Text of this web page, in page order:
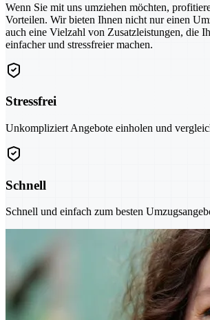
Wenn Sie mit uns umziehen möchten,
Vorteilen. Wir bieten Ihnen nicht nur einen
auch eine Vielzahl von Zusatzleistungen, die
einfacher und stressfreier machen.
Stressfrei
Unkompliziert Angebote einholen und
Schnell
Schnell und einfach zum besten